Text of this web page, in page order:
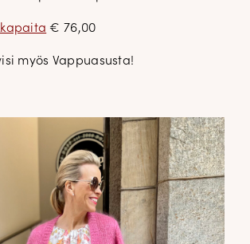
€ 76,00
myös Vappuasusta!